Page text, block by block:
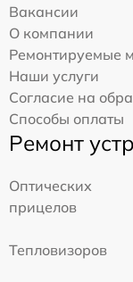
Вакансии
О компании
Ремонтируемые
Наши услуги
Согласие на
Способы оплаты
Ремонт
Оптических
прицелов
Тепловизоров